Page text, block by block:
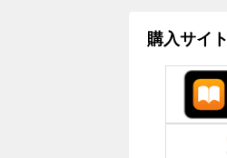
購入サイト